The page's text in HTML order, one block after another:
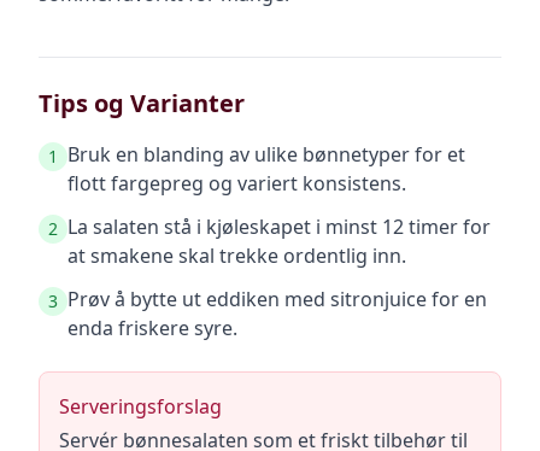
Tips og Varianter
1
Bruk en blanding av ulike bønnetyper for et
flott fargepreg og variert konsistens.
2 La salaten stå i kjøleskapet i minst 12 timer for
at smakene skal trekke ordentlig inn.
3 Prøv å bytte ut eddiken med sitronjuice for en
enda friskere syre.
Serveringsforslag
Servér bønnesalaten som et friskt tilbehør til